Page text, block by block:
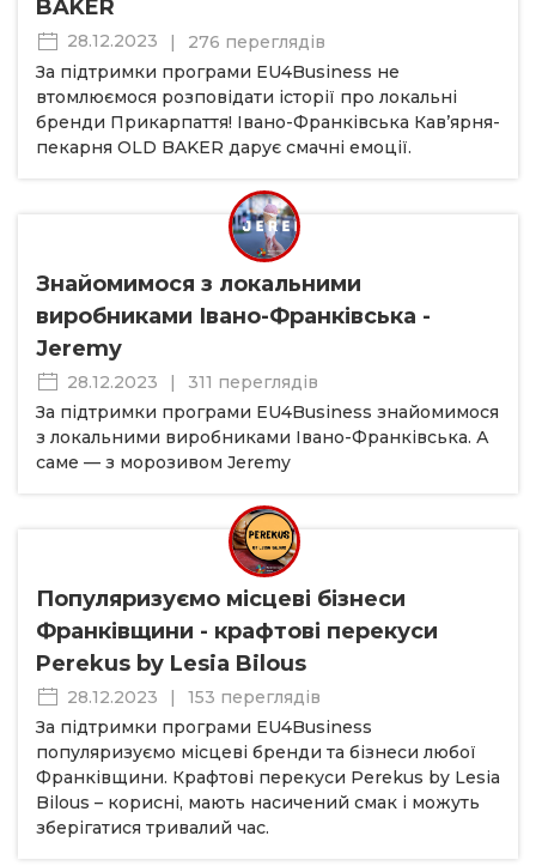
BAKER
28.12.2023 |
276 переглядів
За підтримки програми EU4Business не
втомлюємося розповідати історії про локальні
бренди Прикарпаття! Івано-Франківська Кав’ярня-
пекарня OLD BAKER дарує смачні емоції.
Знайомимося з локальними
виробниками Івано-Франківська -
Jeremy
28.12.2023 |
311 переглядів
За підтримки програми EU4Business знайомимося
з локальними виробниками Івано-Франківська. А
саме — з морозивом Jeremy
Популяризуємо місцеві бізнеси
Франківщини - крафтові перекуси
Perekus by Lesia Bilous
28.12.2023 |
153 переглядів
За підтримки програми EU4Business
популяризуємо місцеві бренди та бізнеси любої
Франківщини. Крафтові перекуси Perekus by Lesia
Bilous – корисні, мають насичений смак і можуть
зберігатися тривалий час.